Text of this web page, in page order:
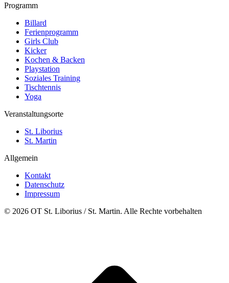
Programm
Billard
Ferienprogramm
Girls Club
Kicker
Kochen & Backen
Playstation
Soziales Training
Tischtennis
Yoga
Veranstaltungsorte
St. Liborius
St. Martin
Allgemein
Kontakt
Datenschutz
Impressum
© 2026 OT St. Liborius / St. Martin. Alle Rechte vorbehalten